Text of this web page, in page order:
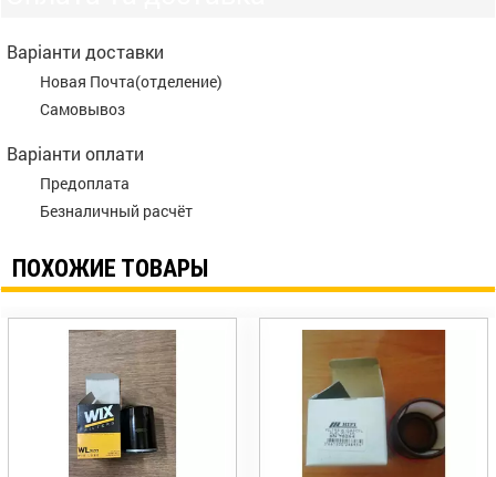
Варіанти доставки
Новая Почта(отделение)
Самовывоз
Варіанти оплати
Предоплата
Безналичный расчёт
ПОХОЖИЕ ТОВАРЫ